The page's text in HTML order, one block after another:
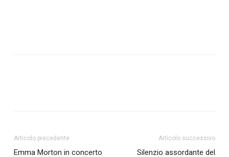
Articolo precedente
Emma Morton in concerto
Articolo successivo
Silenzio assordante del